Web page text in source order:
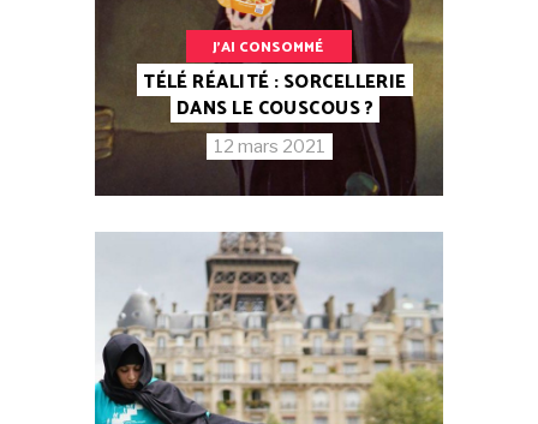
J'AI CONSOMMÉ
TÉLÉ RÉALITÉ : SORCELLERIE
DANS LE COUSCOUS ?
12 mars 2021